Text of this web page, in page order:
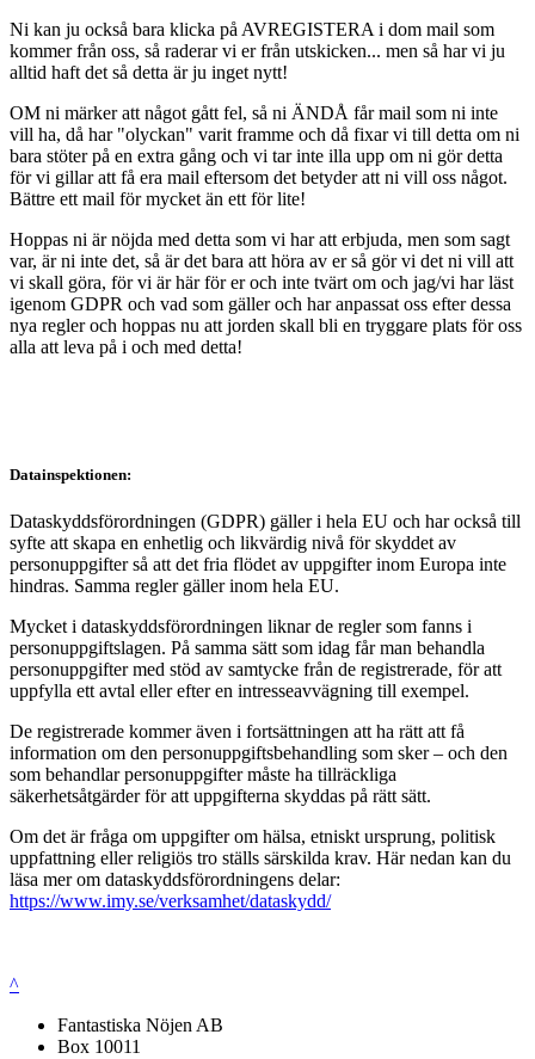
Ni kan ju också bara klicka på AVREGISTERA i dom mail som
kommer från oss, så raderar vi er från utskicken... men så har vi ju
alltid haft det så detta är ju inget nytt!
OM ni märker att något gått fel, så ni ÄNDÅ får mail som ni inte
vill ha, då har "olyckan" varit framme och då fixar vi till detta om ni
bara stöter på en extra gång och vi tar inte illa upp om ni gör detta
för vi gillar att få era mail eftersom det betyder att ni vill oss något.
Bättre ett mail för mycket än ett för lite!
Hoppas ni är nöjda med detta som vi har att erbjuda, men som sagt
var, är ni inte det, så är det bara att höra av er så gör vi det ni vill att
vi skall göra, för vi är här för er och inte tvärt om och jag/vi har läst
igenom GDPR och vad som gäller och har anpassat oss efter dessa
nya regler och hoppas nu att jorden skall bli en tryggare plats för oss
alla att leva på i och med detta!
Datainspektionen:
Dataskyddsförordningen (GDPR) gäller i hela EU och har också till
syfte att skapa en enhetlig och likvärdig nivå för skyddet av
personuppgifter så att det fria flödet av uppgifter inom Europa inte
hindras. Samma regler gäller inom hela EU.
Mycket i dataskyddsförordningen liknar de regler som fanns i
personuppgiftslagen. På samma sätt som idag får man behandla
personuppgifter med stöd av samtycke från de registrerade, för att
uppfylla ett avtal eller efter en intresseavvägning till exempel.
De registrerade kommer även i fortsättningen att ha rätt att få
information om den personuppgiftsbehandling som sker – och den
som behandlar personuppgifter måste ha tillräckliga
säkerhetsåtgärder för att uppgifterna skyddas på rätt sätt.
Om det är fråga om uppgifter om hälsa, etniskt ursprung, politisk
uppfattning eller religiös tro ställs särskilda krav. Här nedan kan du
läsa mer om dataskyddsförordningens delar:
https://www.imy.se/verksamhet/dataskydd/
^
Fantastiska Nöjen AB
Box 10011